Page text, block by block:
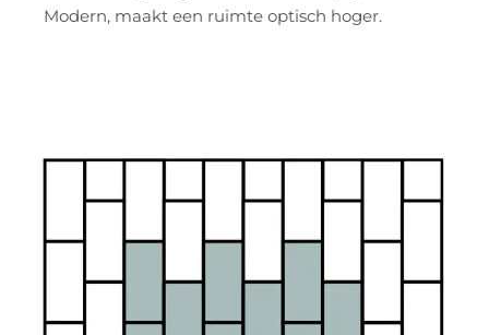
Modern, maakt een ruimte optisch hoger.